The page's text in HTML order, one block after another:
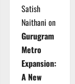
Satish
Naithani on
Gurugram
Metro
Expansion:
A New